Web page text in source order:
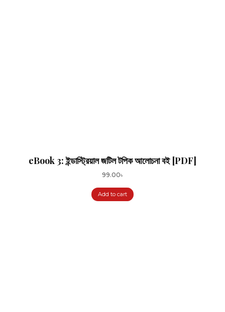
eBook 3: ইন্ডাস্ট্রিয়াল জটিল টপিক আলোচনা বই [PDF]
99.00৳
Add to cart